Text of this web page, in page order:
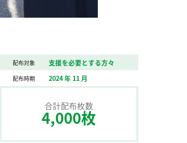
配布対象 支援を必要とする方々
配布時期 2024 年 11 月
合計配布枚数
4,000枚